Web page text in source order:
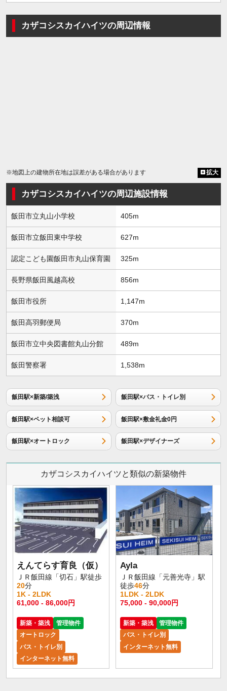
カザコシスカイハイツの周辺情報
※地図上の建物所在地は誤差がある場合があります 拡大
カザコシスカイハイツの周辺施設情報
飯田市立丸山小学校 405m
飯田市立飯田東中学校 627m
認定こども園飯田市丸山保育園 325m
長野県飯田風越高校 856m
飯田市役所 1,147m
飯田高羽郵便局 370m
飯田市立中央図書館丸山分館 489m
飯田警察署 1,538m
飯田駅×新築/築浅 飯田駅×バス・トイレ別
飯田駅×ペット相談可 飯田駅×敷金礼金0円
飯田駅×オートロック 飯田駅×デザイナーズ
カザコシスカイハイツと類似の新築物件
えんてらす育良（仮）
ＪＲ飯田線「切石」駅徒歩
20分
1K - 2LDK
61,000 - 86,000円
新築・築浅
管理物件
オートロック
バス・トイレ別
インターネット無料
Ayla
ＪＲ飯田線「元善光寺」駅
徒歩46分
1LDK - 2LDK
75,000 - 90,000円
新築・築浅
管理物件
バス・トイレ別
インターネット無料